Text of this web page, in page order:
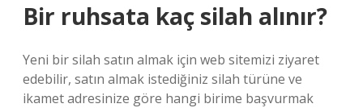
Bir ruhsata kaç silah alınır?
Yeni bir silah satın almak için web sitemizi ziyaret
edebilir, satın almak istediğiniz silah türüne ve
ikamet adresinize göre hangi birime başvurmak